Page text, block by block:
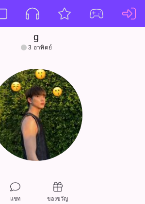
g
3 อาทิตย์
แชท ของขวัญ